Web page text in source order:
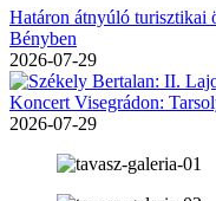
Határon átnyúló turisztikai
Bényben
2026-07-29
Koncert Visegrádon:
2026-07-29